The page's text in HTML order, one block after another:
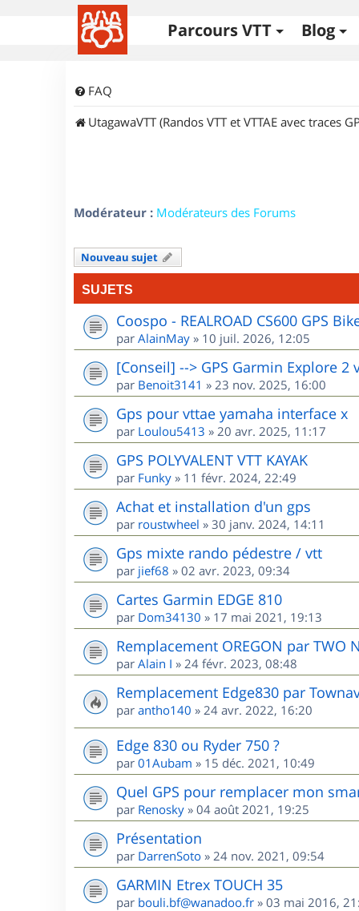
Parcours VTT Blog
FAQ
UtagawaVTT (Randos VTT et VTTAE avec traces
Modérateur : Modérateurs des Forums
Nouveau sujet
SUJETS
Coospo - REALROAD CS600 GPS
par AlainMay » 10 juil. 2026, 12:05
[Conseil] --> GPS Garmin Explore 2
par Benoit3141 » 23 nov. 2025, 16:00
Gps pour vttae yamaha interface x
par Loulou5413 » 20 avr. 2025, 11:17
GPS POLYVALENT VTT KAYAK
par Funky » 11 févr. 2024, 22:49
Achat et installation d'un gps
par roustwheel » 30 janv. 2024, 14:11
Gps mixte rando pédestre / vtt
par jief68 » 02 avr. 2023, 09:34
Cartes Garmin EDGE 810
par Dom34130 » 17 mai 2021, 19:13
Remplacement OREGON par TWO
par Alain I » 24 févr. 2023, 08:48
Remplacement Edge830 par
par antho140 » 24 avr. 2022, 16:20
Edge 830 ou Ryder 750 ?
par 01Aubam » 15 déc. 2021, 10:49
Quel GPS pour remplacer mon
par Renosky » 04 août 2021, 19:25
Présentation
par DarrenSoto » 24 nov. 2021, 09:54
GARMIN Etrex TOUCH 35
par bouli.bf@wanadoo.fr » 03 mai 2016,